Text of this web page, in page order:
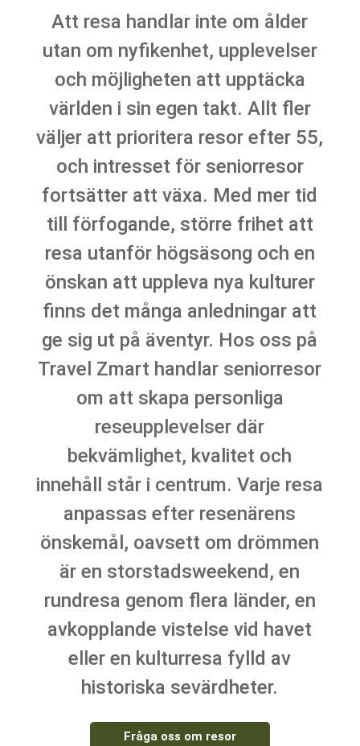
Att resa handlar inte om ålder
utan om nyfikenhet, upplevelser
och möjligheten att upptäcka
världen i sin egen takt. Allt fler
väljer att prioritera resor efter 55,
och intresset för seniorresor
fortsätter att växa. Med mer tid
till förfogande, större frihet att
resa utanför högsäsong och en
önskan att uppleva nya kulturer
finns det många anledningar att
ge sig ut på äventyr. Hos oss på
Travel Zmart handlar seniorresor
om att skapa personliga
reseupplevelser där
bekvämlighet, kvalitet och
innehåll står i centrum. Varje resa
anpassas efter resenärens
önskemål, oavsett om drömmen
är en storstadsweekend, en
rundresa genom flera länder, en
avkopplande vistelse vid havet
eller en kulturresa fylld av
historiska sevärdheter.
Fråga oss om resor